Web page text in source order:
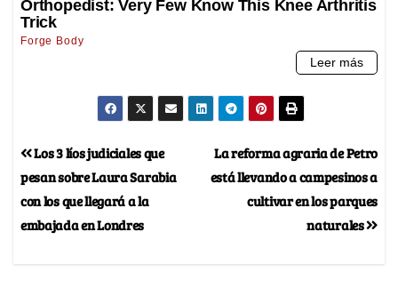
La reforma agraria de Petro
está llevando a campesinos a
cultivar en los parques
naturales
Los 3 líos judiciales que
pesan sobre Laura Sarabia
con los que llegará a la
embajada en Londres